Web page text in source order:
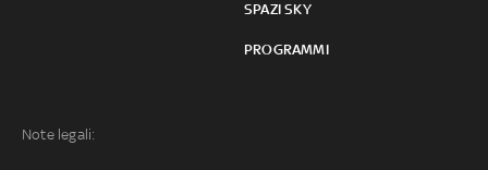
SPAZI SKY
PROGRAMMI
Note legali: